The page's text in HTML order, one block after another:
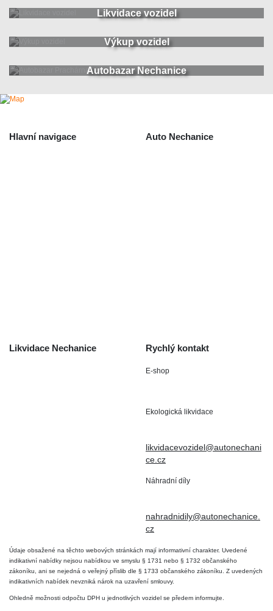
Likvidace vozidel
Výkup vozidel
Autobazar Nechanice
Hlavní navigace Auto Nechanice
Likvidace Nechanice Rychlý kontakt
E-shop
Ekologická likvidace
likvidacevozidel@autonechani
ce.cz
Náhradní díly
nahradnidily@autonechanice.
cz
Údaje obsažené na těchto webových stránkách mají informativní charakter. Uvedené
indikativní nabídky nejsou nabídkou ve smyslu § 1731 nebo § 1732 občanského
zákoníku, ani se nejedná o veřejný příslib dle § 1733 občanského zákoníku. Z uvedených
indikativních nabídek nevzniká nárok na uzavření smlouvy.
Ohledně možnosti odpočtu DPH u jednotlivých vozidel se předem informujte.